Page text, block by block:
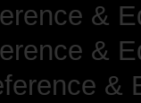
&
&
&